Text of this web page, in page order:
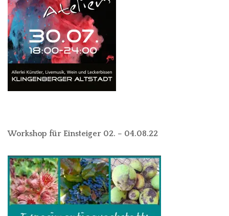
Workshop für Einsteiger 02. – 04.08.22